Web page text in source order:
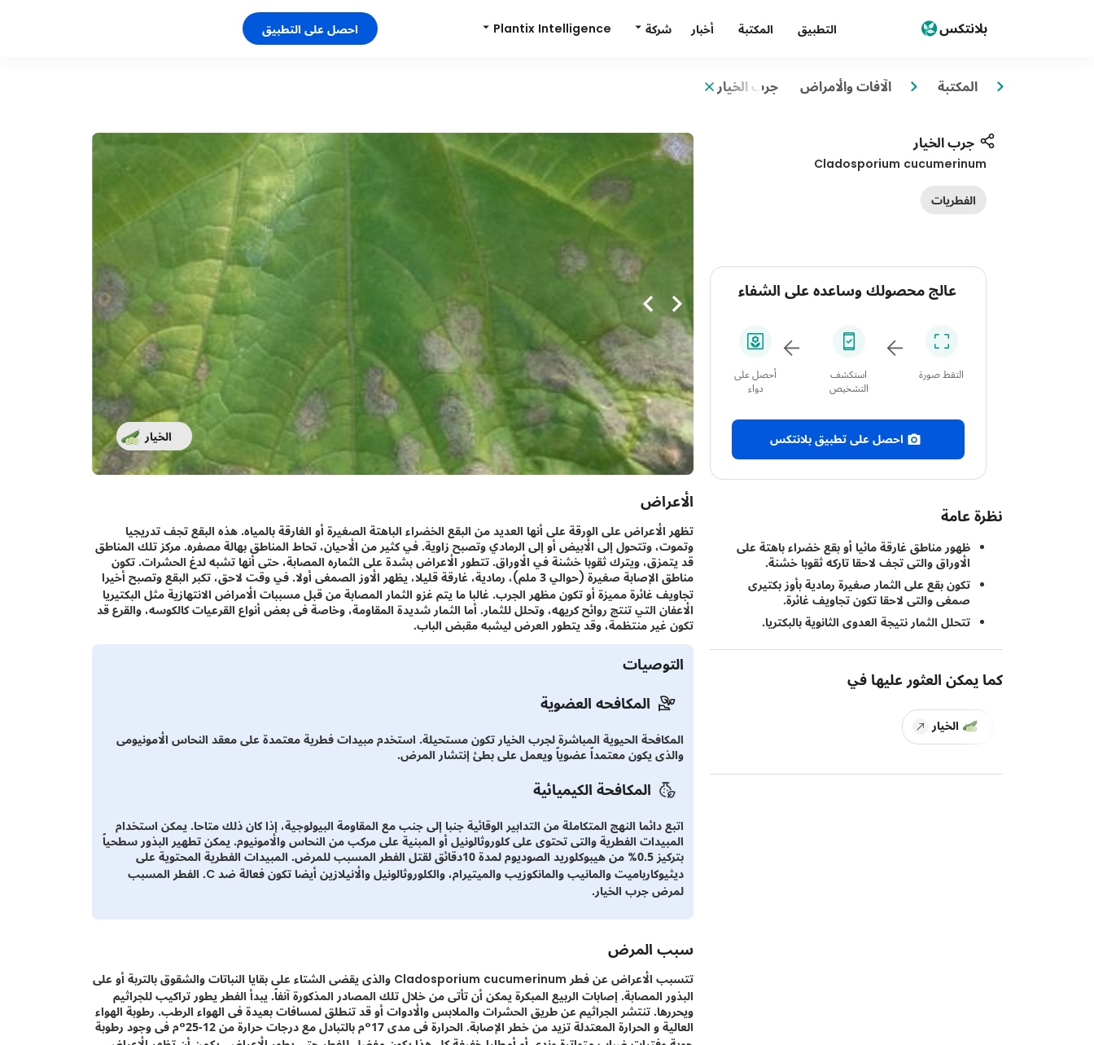
التطبيق المكتبة أخبار شركة Plantix Intelligence احصل على التطبيق
المكتبة الآفات والأمراض جرب الخيار
جرب الخيار
Cladosporium cucumerinum
الفطريات
عالج محصولك وساعده على الشفاء
التقط صورة
استكشف
التشخيص
أحصل على
دواء
احصل على تطبيق بلانتكس
نظرة عامة
ظهور مناطق غارقة مائيا أو بقع خضراء باهتة على
الأوراق والتى تجف لاحقا تاركه ثقوبا خشنة.
تكون بقع على الثمار صغيرة رمادية بأوز بكتيرى
صمغى والتى لاحقا تكون تجاويف غائرة.
تتحلل الثمار نتيجة العدوى الثانوية بالبكتريا.
كما يمكن العثور عليها في
الخيار
الخيار
الأعراض
تظهر الأعراض على الورقة على أنها العديد من البقع الخضراء الباهتة الصغيرة أو الغارقة بالمياه. هذه البقع تجف تدريجيا
وتموت، وتتحول إلى الأبيض أو إلى الرمادي وتصبح زاوية. في كثير من الأحيان، تحاط المناطق بهالة مصفره. مركز تلك المناطق
قد يتمزق، ويترك ثقوبا خشنة في الأوراق. تتطور الأعراض بشدة على الثماره المصابة، حتى أنها تشبه لدغ الحشرات. تكون
مناطق الإصابة صغيرة (حوالي 3 ملم)، رمادية، غارقة قليلا، يظهر الأوز الصمغى أولا. في وقت لاحق، تكبر البقع وتصبح أخيرا
تجاويف غائرة مميزة أو تكون مظهر الجرب. غالبا ما يتم غزو الثمار المصابة من قبل مسببات الأمراض الانتهازية مثل البكتيريا
الأعفان التي تنتج روائح كريهه، وتحلل للثمار. أما الثمار شديدة المقاومة، وخاصة فى بعض أنواع القرعيات كالكوسه، والقرع قد
تكون غير منتظمة، وقد يتطور العرض ليشبه مقبض الباب.
التوصيات
المكافحه العضوية
المكافحة الحيوية المباشرة لجرب الخيار تكون مستحيلة. استخدم مبيدات فطرية معتمدة على معقد النحاس الأمونيومى
والذى يكون معتمداً عضوياً ويعمل على بطئ إنتشار المرض.
المكافحة الكيميائية
اتبع دائما النهج المتكاملة من التدابير الوقائية جنبا إلى جنب مع المقاومة البيولوجية، إذا كان ذلك متاحا. يمكن استخدام
المبيدات الفطرية والتى تحتوى على كلوروثالونيل أو المبنية على مركب من النحاس والأمونيوم. يمكن تطهير البذور سطحياً
بتركيز 0.5% من هيبوكلوريد الصوديوم لمدة 10دقائق لقتل الفطر المسبب للمرض. المبيدات الفطرية المحتوية على
ديثيوكارباميت والمانيب والمانكوزيب والميتيرام، والكلوروثالونيل والأنيلازين أيضا تكون فعالة ضد C. الفطر المسبب
لمرض جرب الخيار.
سبب المرض
تتسبب الأعراض عن فطر Cladosporium cucumerinum والذى يقضى الشتاء على بقايا النباتات والشقوق بالتربة أو على
البذور المصابة. إصابات الربيع المبكرة يمكن أن تأتى من خلال تلك المصادر المذكورة آنفاً. يبدأ الفطر يطور تراكيب للجراثيم
ويحررها. تنتشر الجراثيم عن طريق الحشرات والملابس والأدوات أو قد تنطلق لمسافات بعيدة فى الهواء الرطب. رطوبة الهواء
العالية و الحرارة المعتدلة تزيد من خطر الإصابة. الحرارة فى مدى 17°م بالتبادل مع درجات حرارة من 12-25°م فى وجود رطوبة